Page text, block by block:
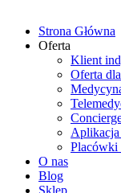
Strona Główna
Oferta
Klient
Oferta
Placówki
O nas
Blog
Sklep